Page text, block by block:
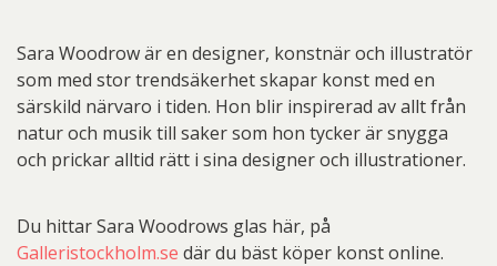
Sara Woodrow är en designer, konstnär och illustratör
som med stor trendsäkerhet skapar konst med en
särskild närvaro i tiden. Hon blir inspirerad av allt från
natur och musik till saker som hon tycker är snygga
och prickar alltid rätt i sina designer och illustrationer.
Du hittar Sara Woodrows glas här, på
Galleristockholm.se där du bäst köper konst online.